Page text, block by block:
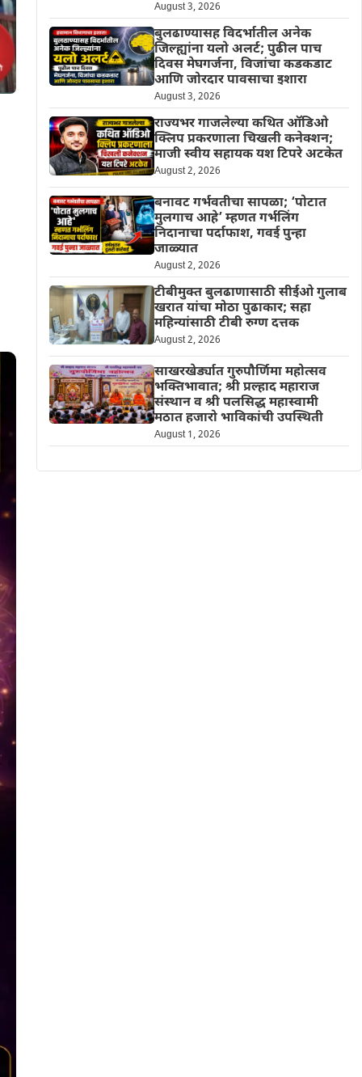
August 3, 2026
बुलढाण्यासह विदर्भातील अनेक
जिल्ह्यांना यलो अलर्ट; पुढील पाच
दिवस मेघगर्जना, विजांचा कडकडाट
आणि जोरदार पावसाचा इशारा
August 3, 2026
राज्यभर गाजलेल्या कथित ऑडिओ
क्लिप प्रकरणाला चिखली कनेक्शन;
माजी स्वीय सहायक यश टिपरे अटकेत
August 2, 2026
बनावट गर्भवतीचा सापळा; ‘पोटात
मुलगाच आहे’ म्हणत गर्भलिंग
निदानाचा पर्दाफाश, गवई पुन्हा
जाळ्यात
August 2, 2026
टीबीमुक्त बुलढाणासाठी सीईओ गुलाब
खरात यांचा मोठा पुढाकार; सहा
महिन्यांसाठी टीबी रुग्ण दत्तक
August 2, 2026
साखरखेर्ड्यात गुरुपौर्णिमा महोत्सव
भक्तिभावात; श्री प्रल्हाद महाराज
संस्थान व श्री पलसिद्ध महास्वामी
मठात हजारो भाविकांची उपस्थिती
August 1, 2026